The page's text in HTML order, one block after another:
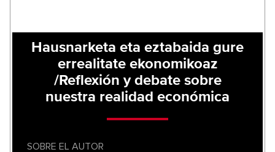
Hausnarketa eta eztabaida gure
errealitate ekonomikoaz
/Reflexión y debate sobre
nuestra realidad económica
SOBRE EL AUTOR